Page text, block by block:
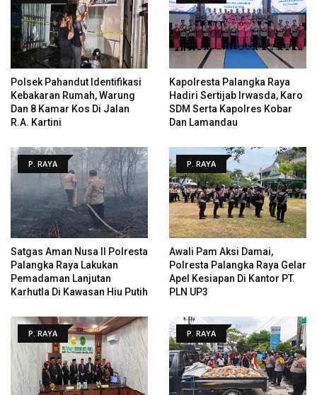
Polsek Pahandut Identifikasi
Kebakaran Rumah, Warung
Dan 8 Kamar Kos Di Jalan
R.A. Kartini
Kapolresta Palangka Raya
Hadiri Sertijab Irwasda, Karo
SDM Serta Kapolres Kobar
Dan Lamandau
P. RAYA
Satgas Aman Nusa II Polresta
Palangka Raya Lakukan
Pemadaman Lanjutan
Karhutla Di Kawasan Hiu Putih
P. RAYA
Awali Pam Aksi Damai,
Polresta Palangka Raya Gelar
Apel Kesiapan Di Kantor PT.
PLN UP3
P. RAYA P. RAYA